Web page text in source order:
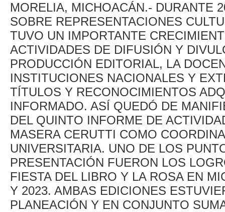
MORELIA, MICHOACÁN.- DURANTE
SOBRE REPRESENTACIONES
TUVO UN IMPORTANTE
ACTIVIDADES DE DIFUSIÓN Y
PRODUCCIÓN EDITORIAL, LA
INSTITUCIONES NACIONALES Y
TÍTULOS Y RECONOCIMIENTOS
INFORMADO. ASÍ QUEDÓ DE
DEL QUINTO INFORME DE
MASERA CERUTTI COMO
UNIVERSITARIA. UNO DE LOS
PRESENTACIÓN FUERON LOS
FIESTA DEL LIBRO Y LA ROSA EN
Y 2023. AMBAS EDICIONES
PLANEACIÓN Y EN CONJUNTO